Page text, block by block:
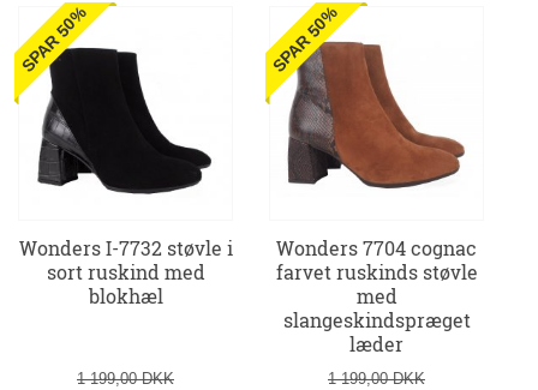
SPAR 50%
Wonders I-7732 støvle i
sort ruskind med
blokhæl
1 199,00 DKK
SPAR 50%
Wonders 7704 cognac
farvet ruskinds støvle
med
slangeskindspræget
læder
1 199,00 DKK